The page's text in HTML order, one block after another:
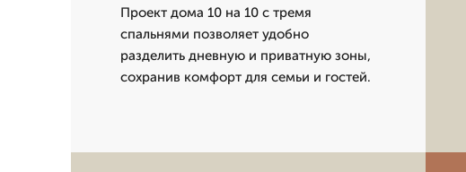
Проект дома 10 на 10 с тремя
спальнями позволяет удобно
разделить дневную и приватную зоны,
сохранив комфорт для семьи и гостей.